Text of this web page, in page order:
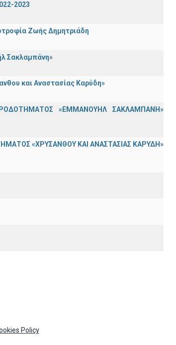
2023
Ζωής Δημητριάδη
Σακλαμπάνη»
και Αναστασίας Καρύδη»
«ΕΜΜΑΝΟΥΗΛ ΣΑΚΛΑΜΠΑΝΗ»
«ΧΡΥΣΑΝΘΟΥ ΚΑΙ ΑΝΑΣΤΑΣΙΑΣ ΚΑΡΥΔΗ»
Policy